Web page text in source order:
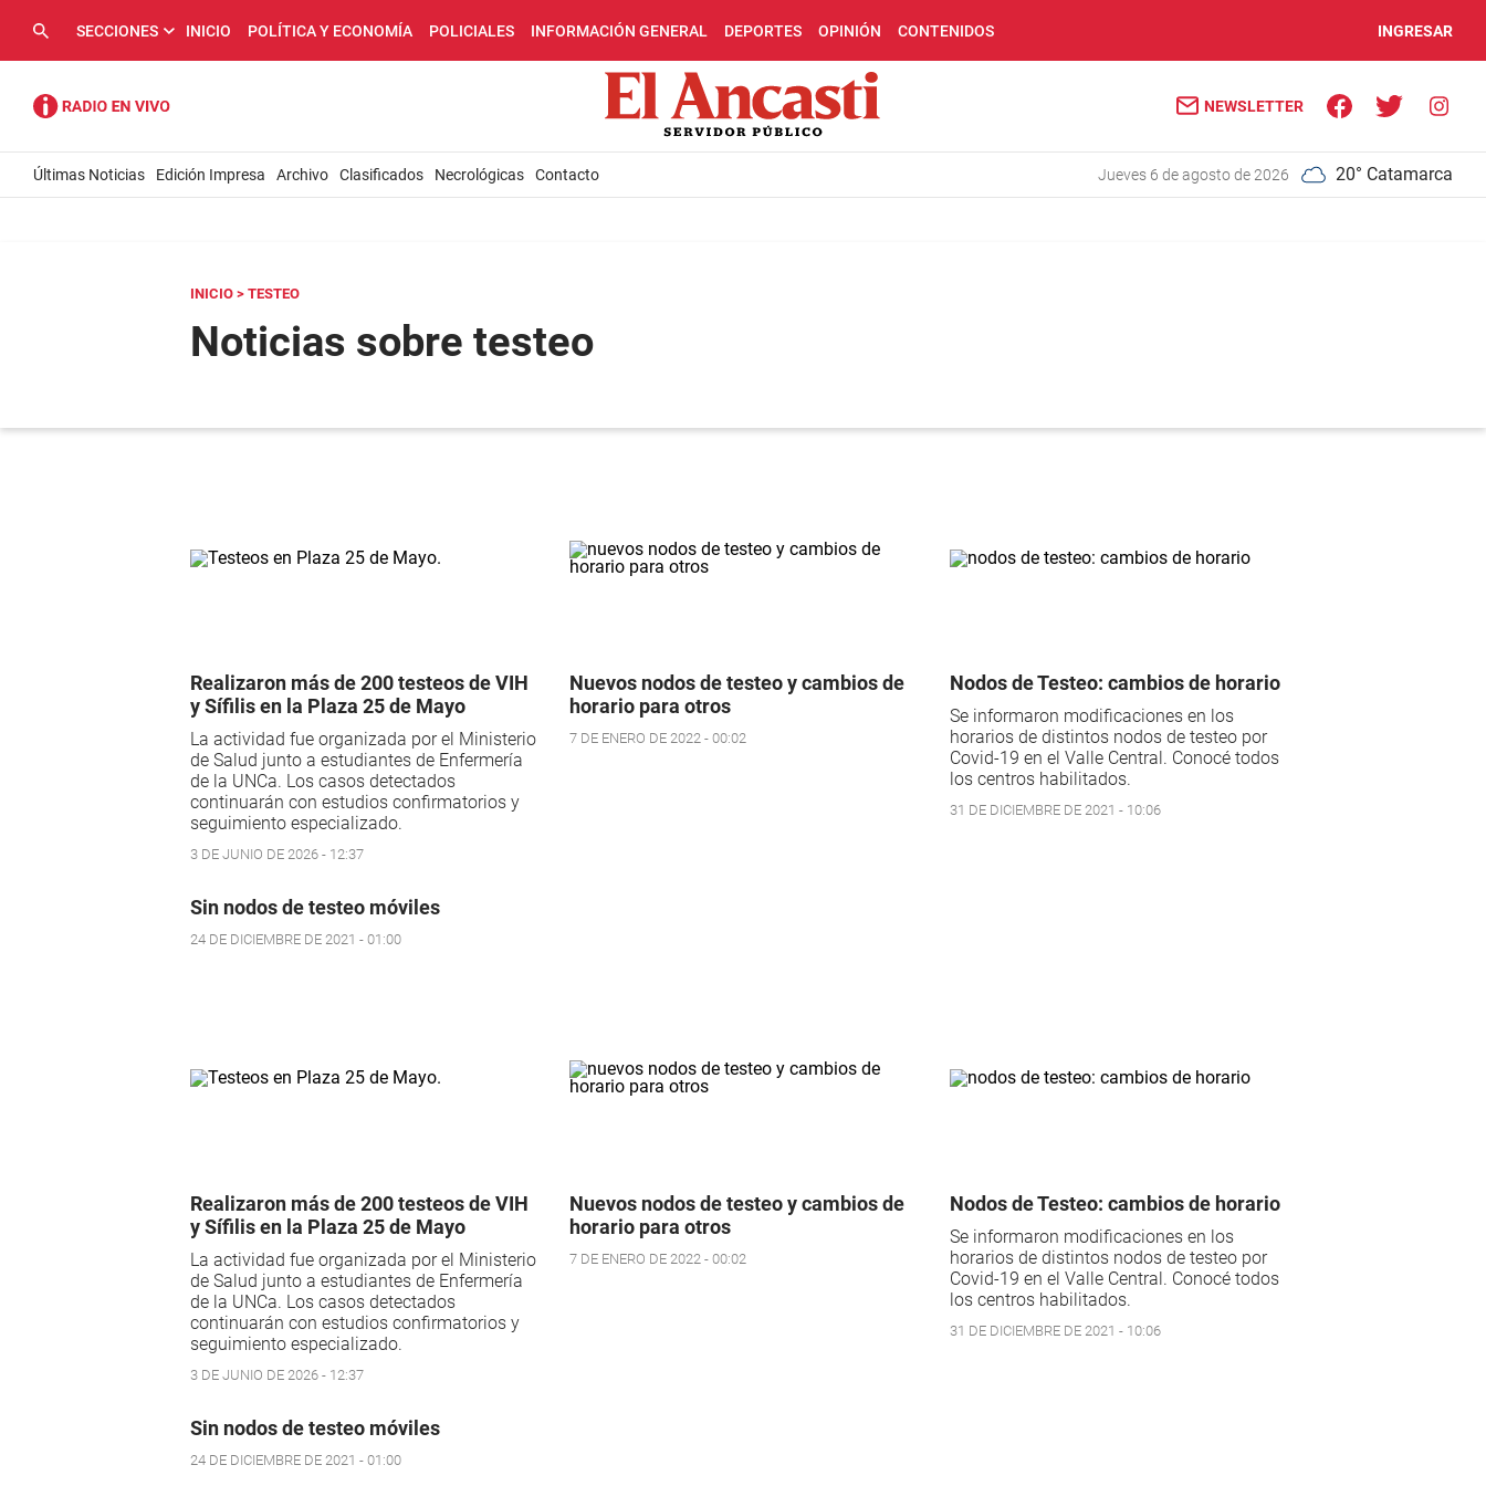
SECCIONES INICIO POLÍTICA Y ECONOMÍA POLICIALES INFORMACIÓN GENERAL DEPORTES OPINIÓN CONTENIDOS INGRESAR
NEWSLETTER
Últimas Noticias Edición Impresa Archivo Clasificados Necrológicas Contacto jueves 6 de agosto de 2026 20° Catamarca
INICIO > TESTEO
Noticias sobre testeo
Realizaron más de 200 testeos de VIH
y Sífilis en la Plaza 25 de Mayo
La actividad fue organizada por el Ministerio
de Salud junto a estudiantes de Enfermería
de la UNCa. Los casos detectados
continuarán con estudios confirmatorios y
seguimiento especializado.
3 DE JUNIO DE 2026 - 12:37
Nuevos nodos de testeo y cambios de
horario para otros
7 DE ENERO DE 2022 - 00:02
Nodos de Testeo: cambios de horario
Se informaron modificaciones en los
horarios de distintos nodos de testeo por
Covid-19 en el Valle Central. Conocé todos
los centros habilitados.
31 DE DICIEMBRE DE 2021 - 10:06
Sin nodos de testeo móviles
24 DE DICIEMBRE DE 2021 - 01:00
Realizaron más de 200 testeos de VIH
y Sífilis en la Plaza 25 de Mayo
La actividad fue organizada por el Ministerio
de Salud junto a estudiantes de Enfermería
de la UNCa. Los casos detectados
continuarán con estudios confirmatorios y
seguimiento especializado.
3 DE JUNIO DE 2026 - 12:37
Nuevos nodos de testeo y cambios de
horario para otros
7 DE ENERO DE 2022 - 00:02
Nodos de Testeo: cambios de horario
Se informaron modificaciones en los
horarios de distintos nodos de testeo por
Covid-19 en el Valle Central. Conocé todos
los centros habilitados.
31 DE DICIEMBRE DE 2021 - 10:06
Sin nodos de testeo móviles
24 DE DICIEMBRE DE 2021 - 01:00